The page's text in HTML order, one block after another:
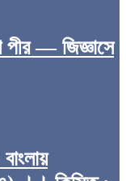
— জিজ্ঞাসে